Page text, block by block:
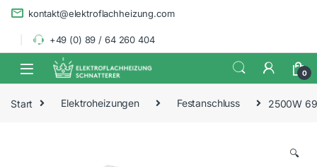
Skip to navigation
Skip to content
kontakt@elektroflachheizung.com
+49 (0) 89 / 64 260 404
0
Start Elektroheizungen Festanschluss 2500W
🔍